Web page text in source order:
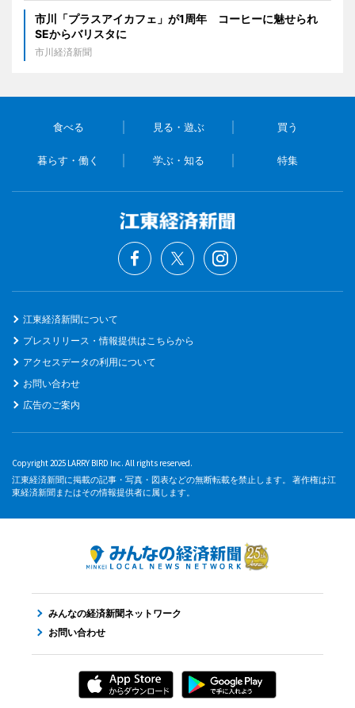
市川「プラスアイカフェ」が1周年 コーヒーに魅せられ
SEからバリスタに
市川経済新聞
食べる 見る・遊ぶ 買う
暮らす・働く 学ぶ・知る 特集
江東経済新聞について
プレスリリース・情報提供はこちらから
アクセスデータの利用について
お問い合わせ
広告のご案内
Copyright 2025 LARRY BIRD Inc. All rights reserved.
江東経済新聞に掲載の記事・写真・図表などの無断転載を禁止します。 著作権は江
東経済新聞またはその情報提供者に属します。
みんなの経済新聞ネットワーク
お問い合わせ